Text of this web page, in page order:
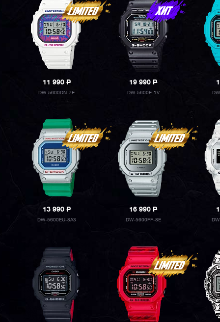
11 990P
DW-5600DN-7E
19 990P
DW-5600E-1V
13 990P
DW-5600EU-8A3
16 990P
DW-5600FF-8E